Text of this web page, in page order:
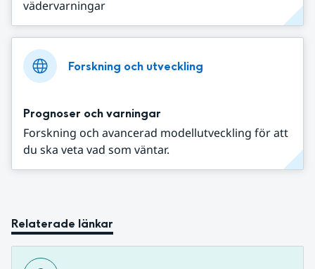
vädervarningar
Forskning och utveckling
Prognoser och varningar
Forskning och avancerad modellutveckling för att
du ska veta vad som väntar.
Relaterade länkar